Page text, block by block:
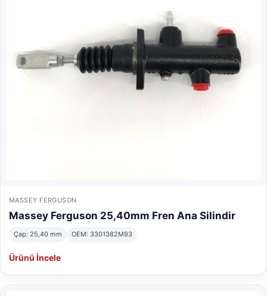
MASSEY FERGUSON
Massey Ferguson 25,40mm Fren Ana Silindir
Çap: 25,40 mm OEM: 3301382M93
Ürünü İncele